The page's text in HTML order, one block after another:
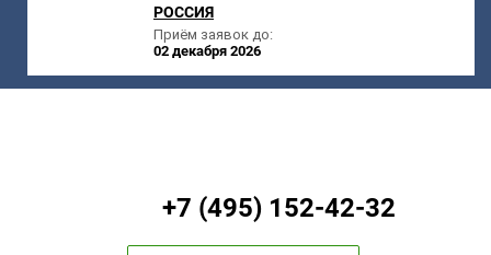
РОССИЯ
Приём заявок до:
02 декабря 2026
+7 (495) 152-42-32